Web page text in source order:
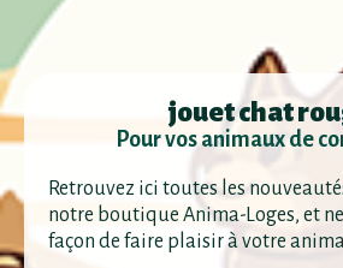
jouet chat
Pour vos animaux de
Retrouvez ici toutes les
notre boutique Anima-Loges, et
façon de faire plaisir à votre